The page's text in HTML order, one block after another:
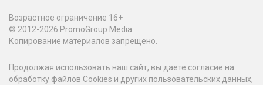
Возрастное ограничение 16+
© 2012-2026 PromoGroup Media
Копирование материалов запрещено.
Продолжая использовать наш сайт, вы даете согласие на
обработку файлов Cookies и других пользовательских данных,